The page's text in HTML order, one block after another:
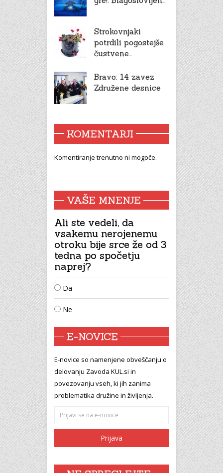
Strokovnjaki
potrdili pogostejše
čustvene…
Bravo: 14 zavez
Združene desnice
KOMENTARJI
Komentiranje trenutno ni mogoče.
VAŠE MNENJE
Ali ste vedeli, da
vsakemu nerojenemu
otroku bije srce že od 3
tedna po spočetju
naprej?
Da
Ne
E-NOVICE
E-novice so namenjene obveščanju o
delovanju Zavoda KUL.si in
povezovanju vseh, ki jih zanima
problematika družine in življenja.